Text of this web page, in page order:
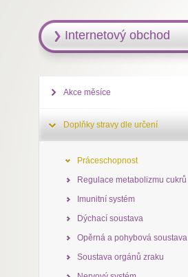
Internetový obchod
Akce měsíce
Doplňky stravy dle určení
Práceschopnost
Regulace metabolizmu cukrů
Imunitní systém
Dýchací soustava
Opěrná a pohybová soustava
Soustava orgánů zraku